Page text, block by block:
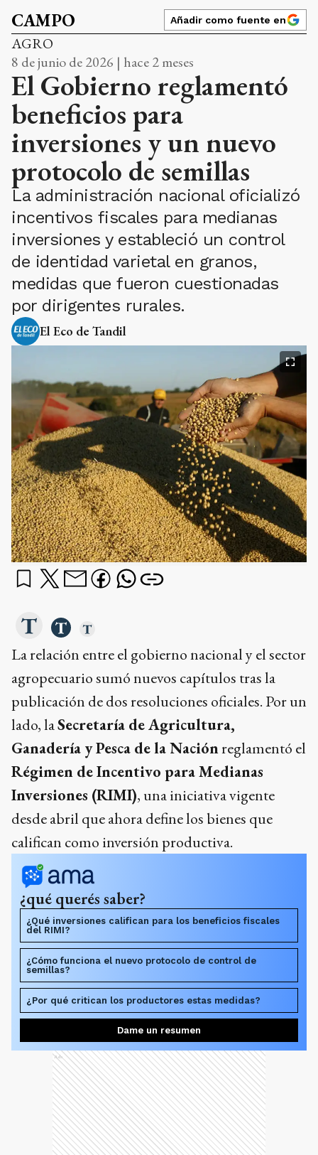
CAMPO Añadir como fuente en
AGRO
8 de junio de 2026 | hace 2 meses
El Gobierno reglamentó
beneficios para
inversiones y un nuevo
protocolo de semillas
La administración nacional oficializó
incentivos fiscales para medianas
inversiones y estableció un control
de identidad varietal en granos,
medidas que fueron cuestionadas
por dirigentes rurales.
El Eco de Tandil
La relación entre el gobierno nacional y el sector
agropecuario sumó nuevos capítulos tras la
publicación de dos resoluciones oficiales. Por un
lado, laSecretaría de Agricultura,
Ganadería y Pesca de la Naciónreglamentó el
Régimen de Incentivo para Medianas
Inversiones (RIMI), una iniciativa vigente
desde abril que ahora define los bienes que
califican como inversión productiva.
¿qué querés saber?
¿Qué inversiones califican para los beneficios fiscales
del RIMI?
¿Cómo funciona el nuevo protocolo de control de
semillas?
¿Por qué critican los productores estas medidas?
Dame un resumen
Ads